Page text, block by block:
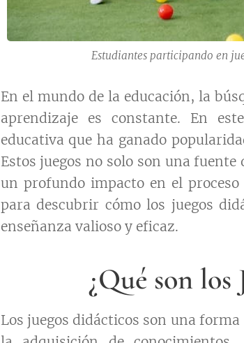
Estudiantes participando en
En el mundo de la educación, la
aprendizaje es constante. En
educativa que ha ganado
Estos juegos no solo son una
un profundo impacto en el
para descubrir cómo los juegos
enseñanza valioso y eficaz.
¿Qué son los
Los juegos didácticos son una